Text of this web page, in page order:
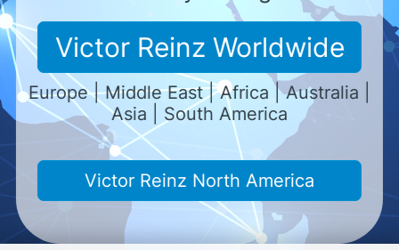
Victor Reinz Worldwide
Europe | Middle East | Africa | Australia |
Asia | South America
Victor Reinz North America